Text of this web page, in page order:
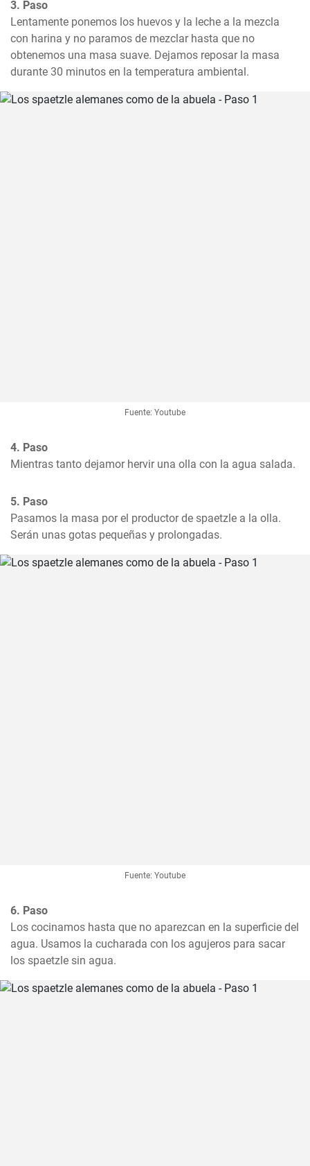
3. Paso
Lentamente ponemos los huevos y la leche a la mezcla
con harina y no paramos de mezclar hasta que no
obtenemos una masa suave. Dejamos reposar la masa
durante 30 minutos en la temperatura ambiental.
Fuente: Youtube
4. Paso
Mientras tanto dejamor hervir una olla con la agua salada.
5. Paso
Pasamos la masa por el productor de spaetzle a la olla.
Serán unas gotas pequeñas y prolongadas.
Fuente: Youtube
6. Paso
Los cocinamos hasta que no aparezcan en la superficie del
agua. Usamos la cucharada con los agujeros para sacar
los spaetzle sin agua.